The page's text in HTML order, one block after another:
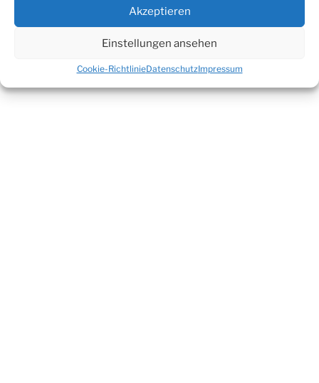
Akzeptieren
Einstellungen ansehen
Cookie-RichtlinieDatenschutzImpressum